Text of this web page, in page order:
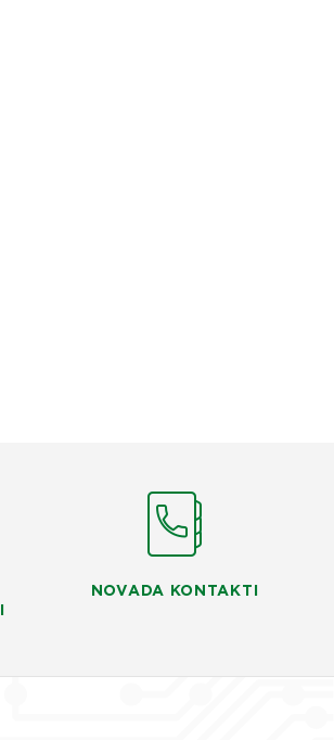
NOVADA KONTAKTI